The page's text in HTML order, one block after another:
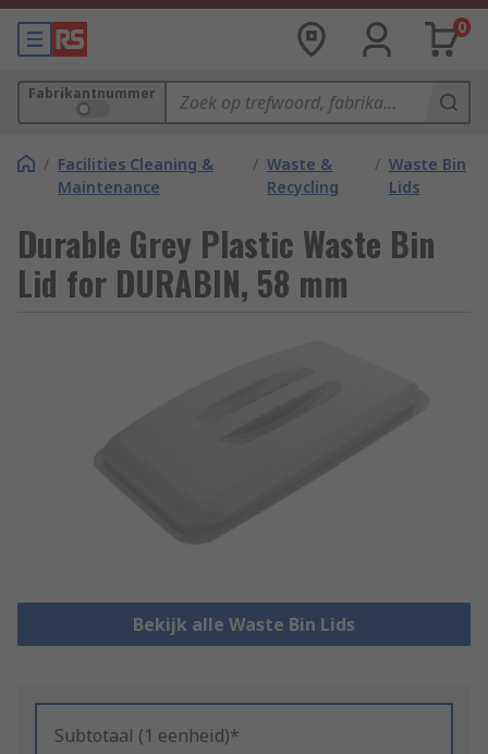
0
Fabrikantnummer
/ Facilities Cleaning &
Maintenance
/ Waste &
Recycling
/ Waste Bin
Lids
Durable Grey Plastic Waste Bin
Lid for DURABIN, 58 mm
Bekijk alle Waste Bin Lids
Subtotaal (1 eenheid)*